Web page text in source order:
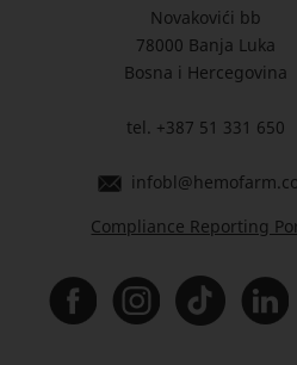
Novakovići bb
78000 Banja Luka
Bosna i Hercegovina
tel. +387 51 331 650
Compliance Reporting